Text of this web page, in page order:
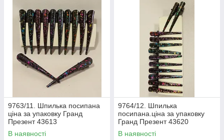
9763/11. Шпилька посипана
ціна за упаковку Гранд
Презент 43613
В наявності
9764/12. Шпилька
посипана.ціна за упаковку
Гранд Презент 43620
В наявності